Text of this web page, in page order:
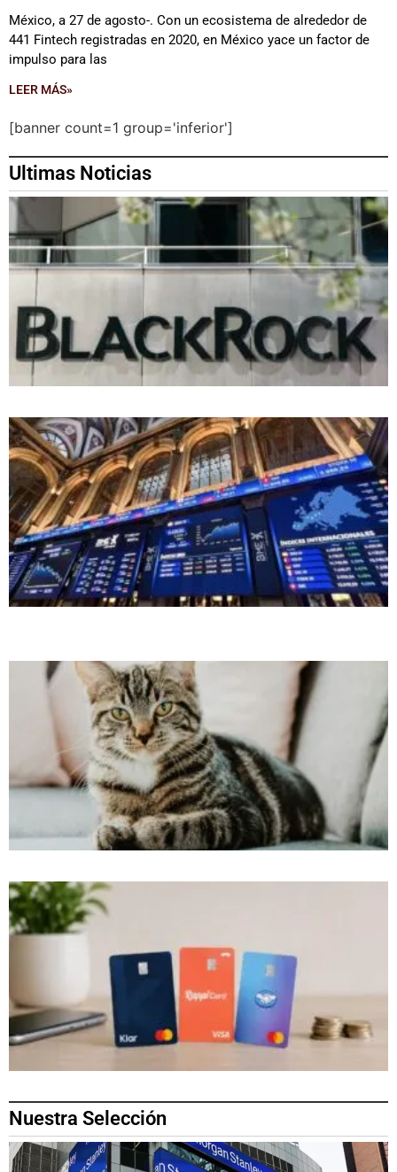
México, a 27 de agosto-. Con un ecosistema de alrededor de
441 Fintech registradas en 2020, en México yace un factor de
impulso para las
LEER MÁS»
[banner count=1 group='inferior']
Ultimas Noticias
Nuestra Selección